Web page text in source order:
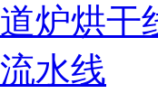
炉烘干
水线